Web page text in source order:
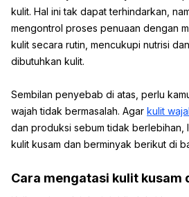
kulit. Hal ini tak dapat terhindarkan,
mengontrol proses penuaan dengan
kulit secara rutin, mencukupi nutrisi
dibutuhkan kulit.
Sembilan penyebab di atas, perlu
wajah tidak bermasalah. Agar kulit
dan produksi sebum tidak berlebihan,
kulit kusam dan berminyak berikut di
Cara mengatasi kulit kusam